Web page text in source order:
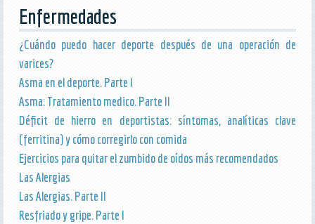
Enfermedades
¿Cuándo puedo hacer deporte después de una operación de
varices?
Asma en el deporte. Parte I
Asma: Tratamiento medico. Parte II
Déficit de hierro en deportistas: síntomas, analíticas clave
(ferritina) y cómo corregirlo con comida
Ejercicios para quitar el zumbido de oídos más recomendados
Las Alergias
Las Alergias. Parte II
Resfriado y gripe. Parte I